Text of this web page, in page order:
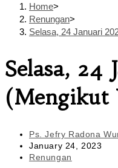
Home>
Renungan>
Selasa, 24 Januari
Selasa, 24
(Mengikut
Post
author:
Ps. Jefry Radona
Post
published:
January 24, 2023
Post
Renungan